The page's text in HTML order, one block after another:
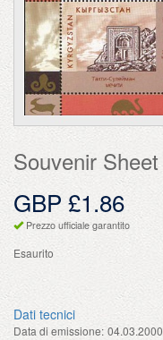
Souvenir Sheet
GBP £1.86
Prezzo ufficiale garantito
Esaurito
Dati tecnici
Data di emissione: 04.03.2000